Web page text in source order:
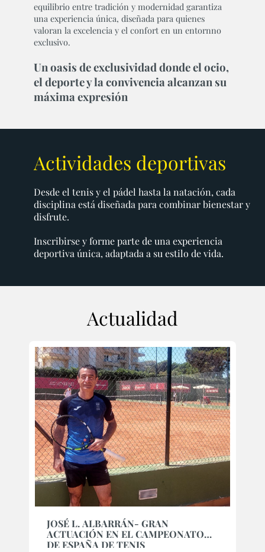
equilibrio entre tradición y modernidad garantiza
una experiencia única, diseñada para quienes
valoran la excelencia y el confort en un entornno
exclusivo.
Un oasis de exclusividad donde el ocio,
el deporte y la convivencia alcanzan su
máxima expresión
Actividades deportivas
Desde el tenis y el pádel hasta la natación, cada
disciplina está diseñada para combinar bienestar y
disfrute.
Inscribirse y forme parte de una experiencia
deportiva única, adaptada a su estilo de vida.
Actualidad
JOSÉ L. ALBARRÁN- GRAN
ACTUACIÓN EN EL CAMPEONATO
DE ESPAÑA DE TENIS